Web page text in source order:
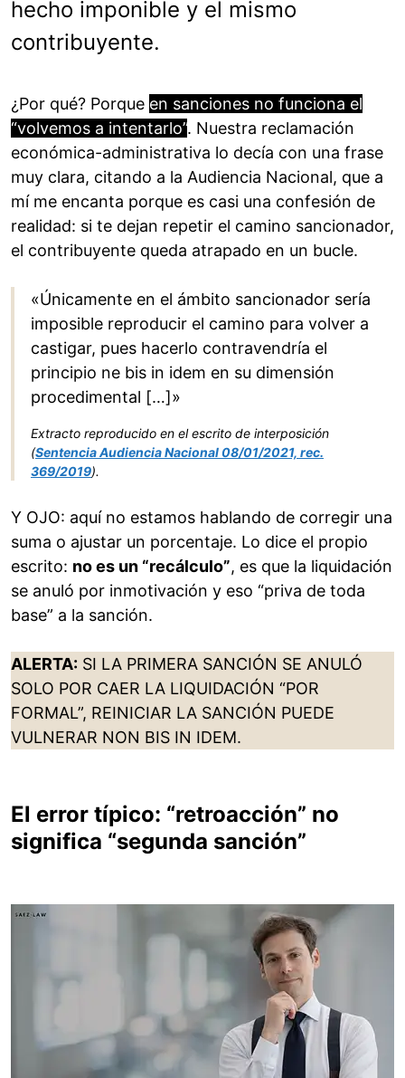
hecho imponible y el mismo
contribuyente.
¿Por qué? Porque en sanciones no funciona el
“volvemos a intentarlo”. Nuestra reclamación
económica-administrativa lo decía con una frase
muy clara, citando a la Audiencia Nacional, que a
mí me encanta porque es casi una confesión de
realidad: si te dejan repetir el camino sancionador,
el contribuyente queda atrapado en un bucle.
«Únicamente en el ámbito sancionador sería
imposible reproducir el camino para volver a
castigar, pues hacerlo contravendría el
principio ne bis in idem en su dimensión
procedimental […]»
Extracto reproducido en el escrito de interposición
(Sentencia Audiencia Nacional 08/01/2021, rec.
369/2019).
Y OJO: aquí no estamos hablando de corregir una
suma o ajustar un porcentaje. Lo dice el propio
escrito: no es un “recálculo”, es que la liquidación
se anuló por inmotivación y eso “priva de toda
base” a la sanción.
ALERTA: SI LA PRIMERA SANCIÓN SE ANULÓ
SOLO POR CAER LA LIQUIDACIÓN “POR
FORMAL”, REINICIAR LA SANCIÓN PUEDE
VULNERAR NON BIS IN IDEM.
El error típico: “retroacción” no
significa “segunda sanción”